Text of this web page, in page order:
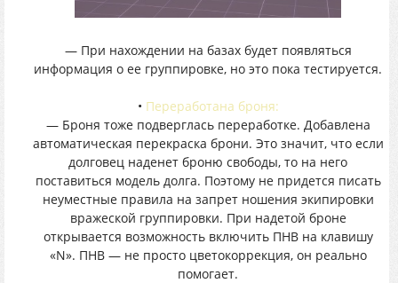
— При нахождении на базах будет появляться
информация о ее группировке, но это пока тестируется.
• Переработана броня:
— Броня тоже подверглась переработке. Добавлена
автоматическая перекраска брони. Это значит, что если
долговец наденет броню свободы, то на него
поставиться модель долга. Поэтому не придется писать
неуместные правила на запрет ношения экипировки
вражеской группировки. При надетой броне
открывается возможность включить ПНВ на клавишу
«N». ПНВ — не просто цветокоррекция, он реально
помогает.